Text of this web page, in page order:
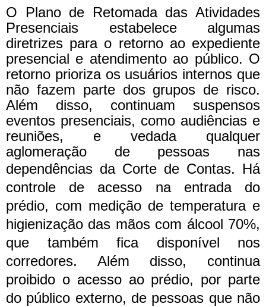
O Plano de Retomada das Atividades
Presenciais estabelece algumas
diretrizes para o retorno ao expediente
presencial e atendimento ao público. O
retorno prioriza os usuários internos que
não fazem parte dos grupos de risco.
Além disso, continuam suspensos
eventos presenciais, como audiências e
reuniões, e vedada qualquer
aglomeração de pessoas nas
dependências da Corte de Contas. Há
controle de acesso na entrada do
prédio, com medição de temperatura e
higienização das mãos com álcool 70%,
que também fica disponível nos
corredores. Além disso, continua
proibido o acesso ao prédio, por parte
do público externo, de pessoas que não